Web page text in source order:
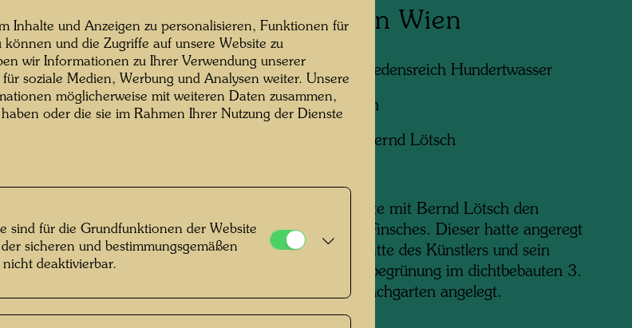
, Fotograf: Bernd
Bernd Lötsch
Dachgarten in Wien
Personen am Foto: Friedensreich Hundertwasser
Fotograf: Bernd Lötsch
Courtesy Bernd Lötsch
Hundertwasser besuchte mit Bernd Lötsch den
Dachgarten von E.R. Finsches. Dieser hatte angeregt
durch die Fernsehauftritte des Künstlers und sein
Eintreten für die Dachbegrünung im dichtbebauten 3.
Bezirk Wiens einen Dachgarten angelegt.
Inhalte und Anzeigen zu personalisieren, Funktionen für
können und die Zugriffe auf unsere Website zu
wir Informationen zu Ihrer Verwendung unserer
soziale Medien, Werbung und Analysen weiter. Unsere
möglicherweise mit weiteren Daten zusammen,
oder die sie im Rahmen Ihrer Nutzung der Dienste
sind für die Grundfunktionen der Website
sicheren und bestimmungsgemäßen
deaktivierbar.